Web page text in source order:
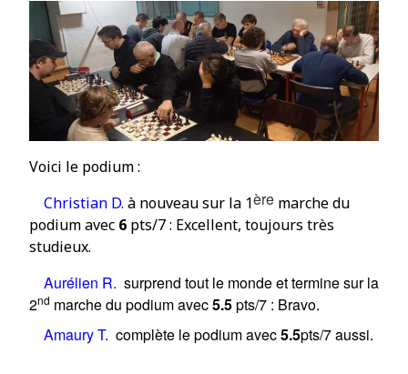
Voici le podium :
Christian D. à nouveau sur la 1ère marche du
podium avec 6 pts/7 : Excellent, toujours très
studieux.
Aurélien R. surprend tout le monde et termine sur la
2nd marche du podium avec5.5pts/7 : Bravo.
Amaury T. complète le podium avec5.5pts/7 aussi.